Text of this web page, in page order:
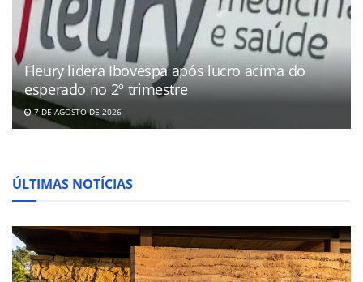
Fleury lidera Ibovespa após lucro acima do
esperado no 2º trimestre
7 DE AGOSTO DE 2026
ÚLTIMAS NOTÍCIAS